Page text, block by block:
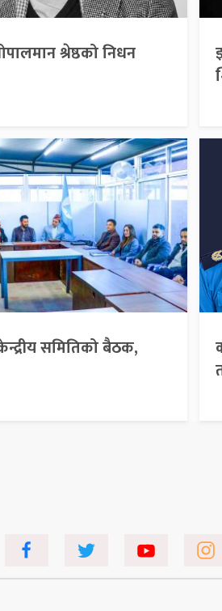
श्रेष्ठको निधन
समितिको बैठक,